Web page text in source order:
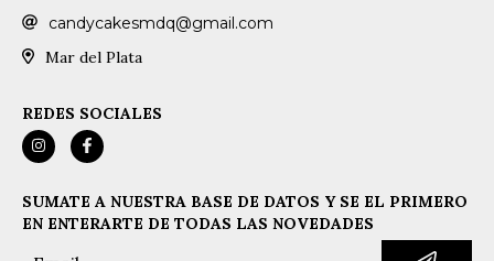
candycakesmdq@gmail.com
Mar del Plata
REDES SOCIALES
SUMATE A NUESTRA BASE DE DATOS Y SE EL PRIMERO
EN ENTERARTE DE TODAS LAS NOVEDADES